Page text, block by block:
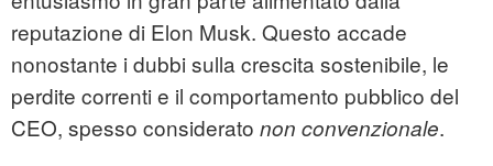
reputazione di Elon Musk. Questo accade
nonostante i dubbi sulla crescita sostenibile, le
perdite correnti e il comportamento pubblico del
CEO, spesso considerato non convenzionale.